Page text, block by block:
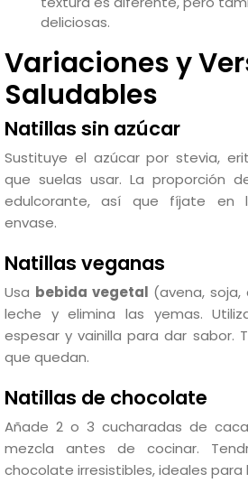
deliciosas.
Variaciones y
Saludables
Natillas sin azúcar
Sustituye el azúcar por stevia,
que suelas usar. La proporción
edulcorante, así que fíjate en
envase.
Natillas veganas
Usa bebida vegetal (avena,
leche y elimina las yemas.
espesar y vainilla para dar sabor.
que quedan.
Natillas de chocolate
Añade 2 o 3 cucharadas de
mezcla antes de cocinar.
chocolate irresistibles, ideales para